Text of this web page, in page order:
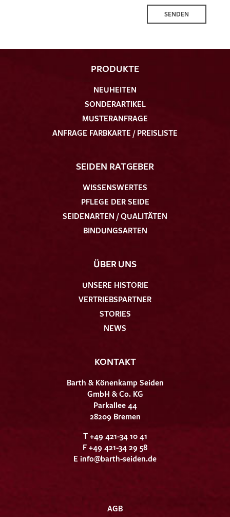
SENDEN
PRODUKTE
NEUHEITEN
SONDERARTIKEL
MUSTERANFRAGE
ANFRAGE FARBKARTE / PREISLISTE
SEIDEN RATGEBER
WISSENSWERTES
PFLEGE DER SEIDE
SEIDENARTEN / QUALITÄTEN
BINDUNGSARTEN
ÜBER UNS
UNSERE HISTORIE
VERTRIEBSPARTNER
STORIES
NEWS
KONTAKT
Barth & Könenkamp Seiden
GmbH & Co. KG
Parkallee 44
28209 Bremen
T +49 421-34 10 41
F +49 421-34 29 58
E info@barth-seiden.de
AGB